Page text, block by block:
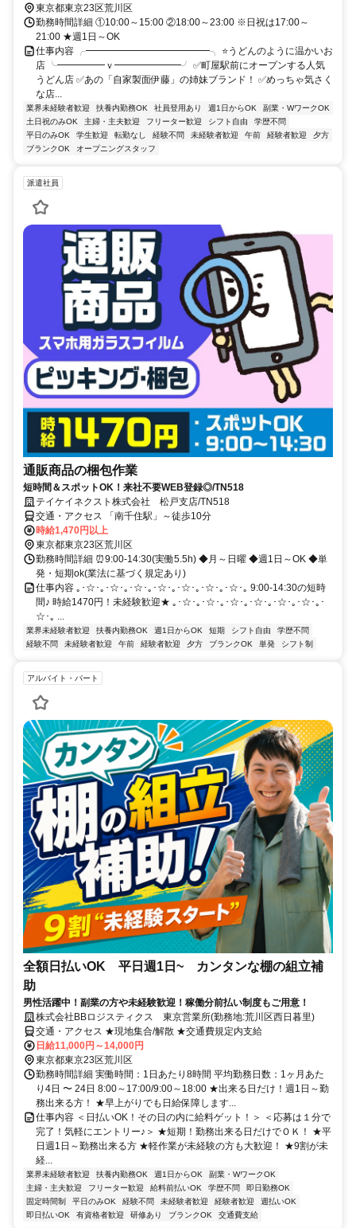
東京都東京23区荒川区
勤務時間詳細 ①10:00～15:00 ②18:00～23:00 ※日祝は17:00～
21:00 ★週1日～OK
仕事内容 ╭━━━━━━━━━━━━━╮ ⭐うどんのように温かいお
店 ╰━━━━━ｖ━━━━━━━╯ ✅町屋駅前にオープンする人気
うどん店 ✅あの「自家製面伊藤」の姉妹ブランド！ ✅めっちゃ気さく
な店...
業界未経験者歓迎 扶養内勤務OK 社員登用あり 週1日からOK
副業・WワークOK
土日祝のみOK
主婦・主夫歓迎 フリーター歓迎 シフト自由
学歴不問
平日のみOK
学生歓迎 転勤なし 経験不問 未経験者歓迎 午前 経験者歓迎
夕方
ブランクOK
オープニングスタッフ
派遣社員
通販商品の梱包作業
短時間＆スポットOK！来社不要WEB登録◎/TN518
テイケイネクスト株式会社 松戸支店/TN518
交通・アクセス 「南千住駅」～徒歩10分
時給1,470円以上
東京都東京23区荒川区
勤務時間詳細 ⏰9:00-14:30(実働5.5h) ◆月～日曜 ◆週1日～OK ◆単
発・短期ok(業法に基づく規定あり)
仕事内容 ｡･☆･｡･☆･｡･☆･｡･☆･｡･☆･｡･☆･｡･☆･｡ 9:00-14:30の短時
間♪ 時給1470円！未経験歓迎★ ｡･☆･｡･☆･｡･☆･｡･☆･｡･☆･｡･☆･｡･
☆･｡ ...
業界未経験者歓迎 扶養内勤務OK 週1日からOK 短期 シフト自由
学歴不問
経験不問
未経験者歓迎 午前 経験者歓迎 夕方 ブランクOK 単発 シフト制
アルバイト・パート
全額日払いOK 平日週1日~ カンタンな棚の組立補
助
男性活躍中！副業の方や未経験歓迎！稼働分前払い制度もご用意！
株式会社BBロジスティクス 東京営業所(勤務地:荒川区西日暮里)
交通・アクセス ★現地集合/解散 ★交通費規定内支給
日給11,000円～14,000円
東京都東京23区荒川区
勤務時間詳細 実働時間：1日あたり8時間 平均勤務日数：1ヶ月あた
り4日 〜 24日 8:00～17:00/9:00～18:00 ★出来る日だけ！週1日～勤
務出来る方！ ★早上がりでも日給保障します...
仕事内容 ＜日払いOK！その日の内に給料ゲット！＞ ＜応募は１分で
完了！気軽にエントリー♪＞ ★短期！勤務出来る日だけでＯＫ！ ★平
日週1日～勤務出来る方 ★軽作業が未経験の方も大歓迎！ ★9割が未
経...
業界未経験者歓迎 扶養内勤務OK 週1日からOK
副業・WワークOK
主婦・主夫歓迎
フリーター歓迎 給料前払いOK 学歴不問
即日勤務OK
固定時間制
平日のみOK 経験不問 未経験者歓迎 経験者歓迎
週払いOK
即日払いOK
有資格者歓迎 研修あり ブランクOK 交通費支給